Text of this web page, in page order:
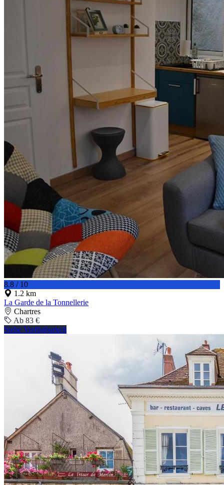
8.8 / 10
1.2 km
La Garde de la Tonnellerie
Chartres
Ab 83 €
Siehe Verfügbarkeit